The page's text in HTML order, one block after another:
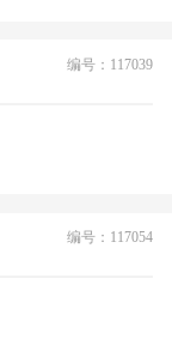
编号：117039
编号：117054